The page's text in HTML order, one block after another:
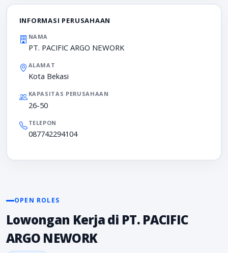
INFORMASI PERUSAHAAN
NAMA
PT. PACIFIC ARGO NEWORK
ALAMAT
Kota Bekasi
KAPASITAS PERUSAHAAN
26-50
TELEPON
087742294104
OPEN ROLES
Lowongan Kerja di PT. PACIFIC
ARGO NEWORK